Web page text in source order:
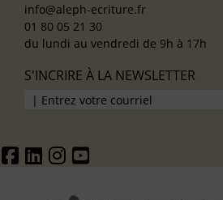
info@aleph-ecriture.fr
01 80 05 21 30
du lundi au vendredi de 9h à 17h
S'INCRIRE À LA NEWSLETTER